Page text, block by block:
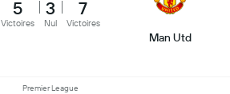
5
Victoires
3
Nul
7
Victoires
Man Utd
Premier League